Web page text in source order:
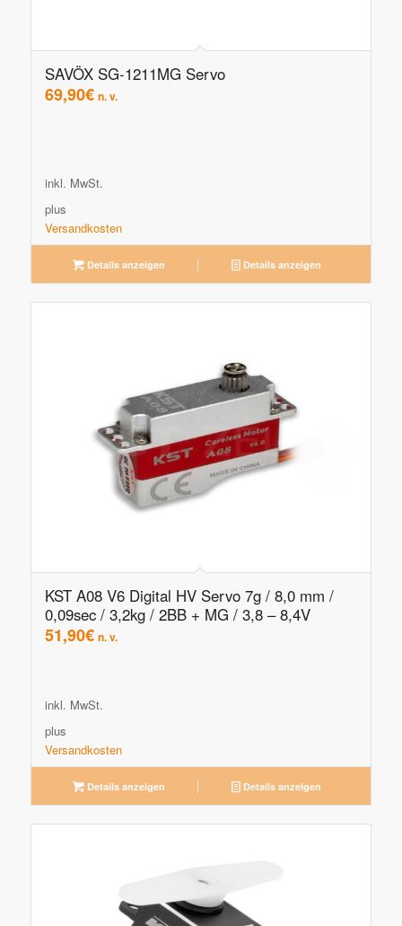
SAVÖX SG-1211MG Servo
69,90€ n. v.
inkl. MwSt.
plus
Versandkosten
Details anzeigen Details anzeigen
KST A08 V6 Digital HV Servo 7g / 8,0 mm /
0,09sec / 3,2kg / 2BB + MG / 3,8 – 8,4V
51,90€ n. v.
inkl. MwSt.
plus
Versandkosten
Details anzeigen Details anzeigen